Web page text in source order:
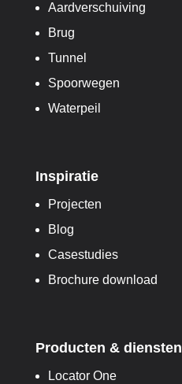
Aardverschuiving
Brug
Tunnel
Spoorwegen
Waterpeil
Inspiratie
Projecten
Blog
Casestudies
Brochure download
Producten & diensten
Locator One